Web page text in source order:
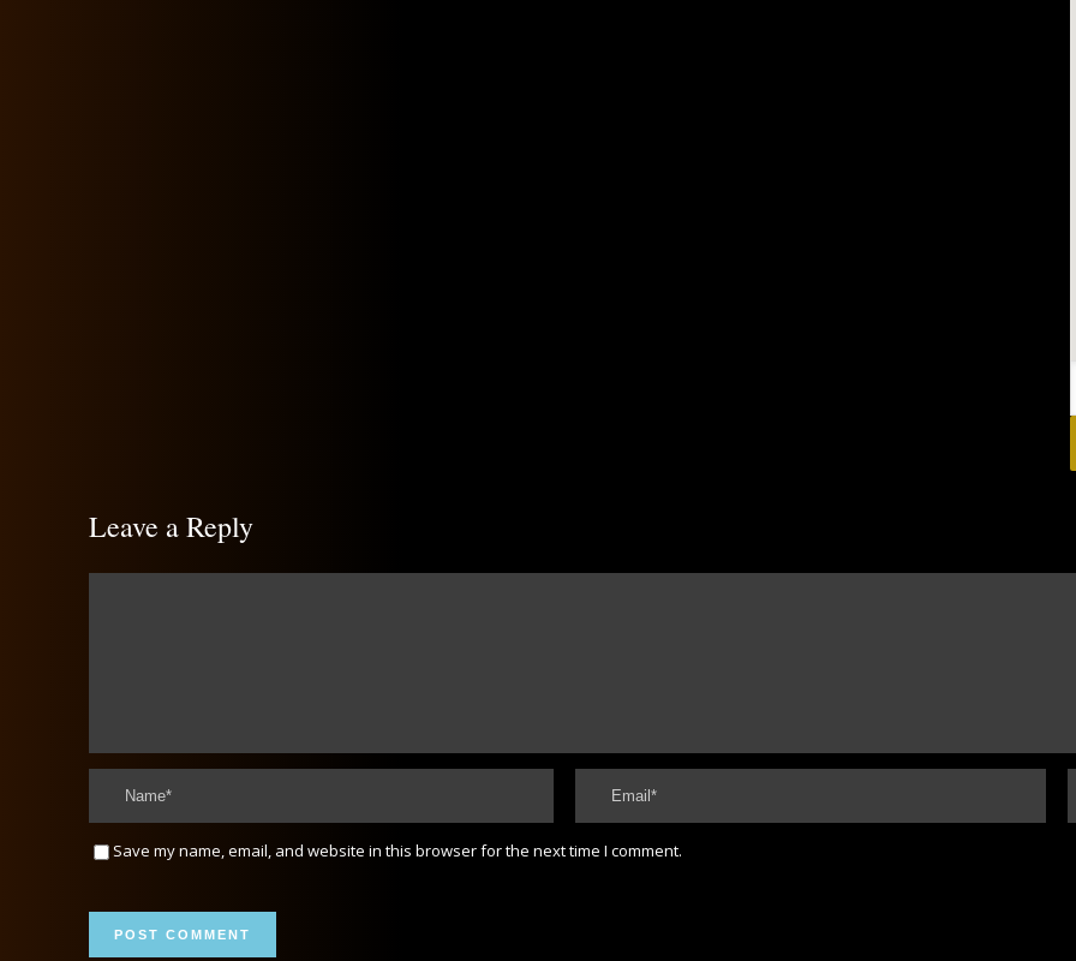
Leave a Reply
Save my name, email, and website in this browser for the next time I comment.